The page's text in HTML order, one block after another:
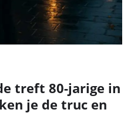
treft 80-jarige in
je de truc en